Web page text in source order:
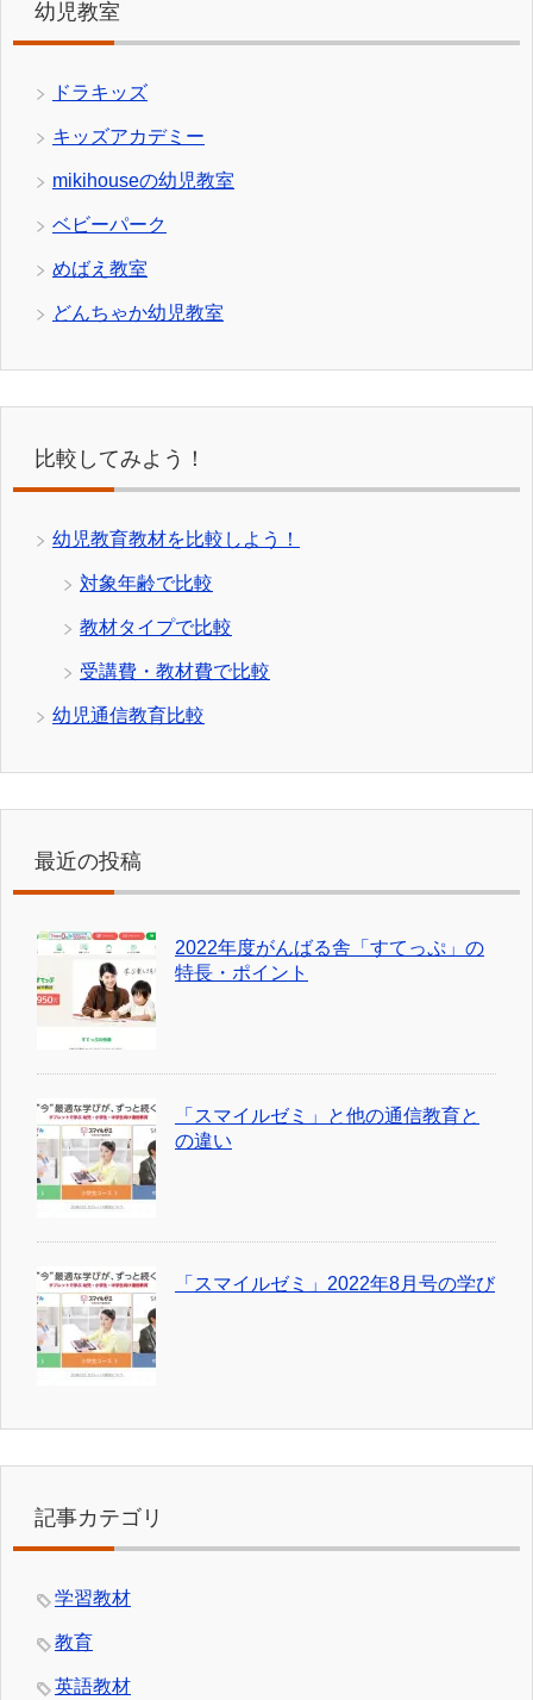
幼児教室
ドラキッズ
キッズアカデミー
mikihouseの幼児教室
ベビーパーク
めばえ教室
どんちゃか幼児教室
比較してみよう！
幼児教育教材を比較しよう！
対象年齢で比較
教材タイプで比較
受講費・教材費で比較
幼児通信教育比較
最近の投稿
2022年度がんばる舎「すてっぷ」の
特長・ポイント
「スマイルゼミ」と他の通信教育と
の違い
「スマイルゼミ」2022年8月号の学び
記事カテゴリ
学習教材
教育
英語教材